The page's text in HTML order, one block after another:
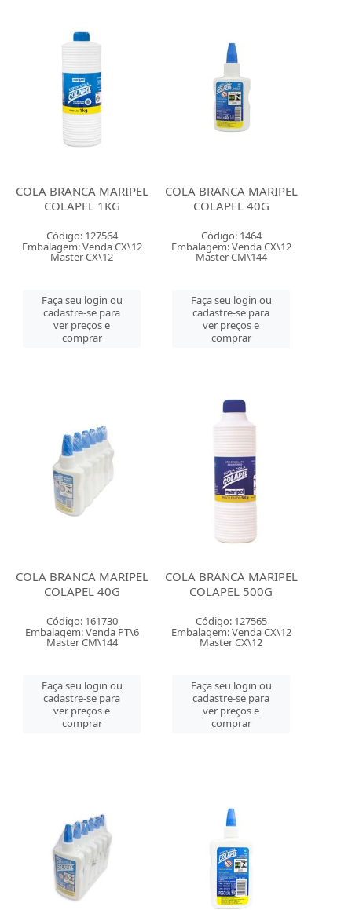
COLA BRANCA MARIPEL
COLAPEL 1KG
Código: 127564
Embalagem: Venda CX\12
Master CX\12
Faça seu login ou
cadastre-se para
ver preços e
comprar
COLA BRANCA MARIPEL
COLAPEL 40G
Código: 1464
Embalagem: Venda CX\12
Master CM\144
Faça seu login ou
cadastre-se para
ver preços e
comprar
COLA BRANCA MARIPEL
COLAPEL 40G
Código: 161730
Embalagem: Venda PT\6
Master CM\144
Faça seu login ou
cadastre-se para
ver preços e
comprar
COLA BRANCA MARIPEL
COLAPEL 500G
Código: 127565
Embalagem: Venda CX\12
Master CX\12
Faça seu login ou
cadastre-se para
ver preços e
comprar